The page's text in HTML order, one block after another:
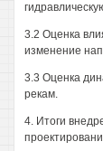
3.2 Оценка
изменение
3.3 Оценка
рекам.
4. Итоги